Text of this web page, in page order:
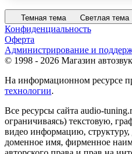
Темная тема Светлая тема
Конфиденциальность
Оферта
Администрирование и
© 1998 - 2026 Магазин
На информационном ресурсе
технологии.
Все ресурсы сайта audio-
ограничиваясь) текстовую,
видео информацию,
доменное имя, фирменное